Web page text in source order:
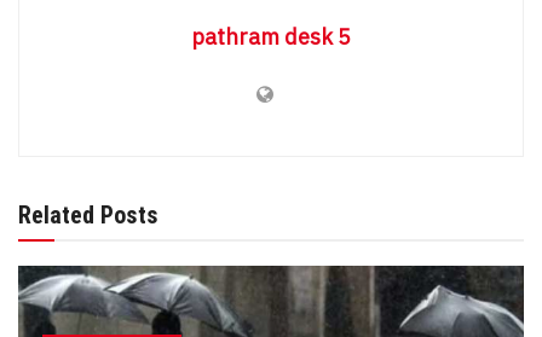
pathram desk 5
Related Posts